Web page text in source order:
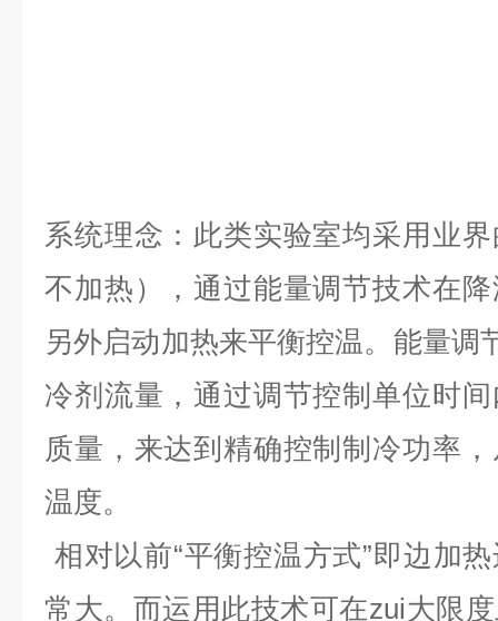
系统理念：此类实验室均采用业
不加热），通过能量调节技术在
另外启动加热来平衡控温。能量调
冷剂流量，通过调节控制单位时
质量，来达到精确控制制冷功率
温度。
相对以前“平衡控温方式”即边加
常大。而运用此技术可在zui大限